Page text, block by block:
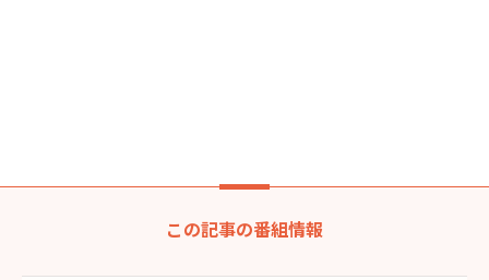
この記事の番組情報